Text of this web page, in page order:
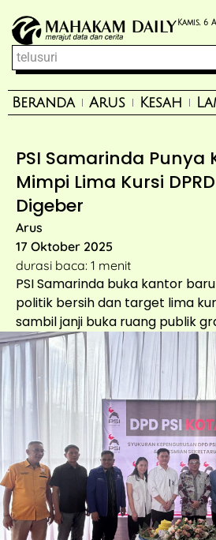
Kamis, 6
Beranda Arus Kesah
PSI Samarinda Punya
Mimpi Lima Kursi
Digeber
Arus
17 Oktober 2025
durasi baca: 1 menit
PSI Samarinda buka kantor
politik bersih dan target lima
sambil janji buka ruang publik